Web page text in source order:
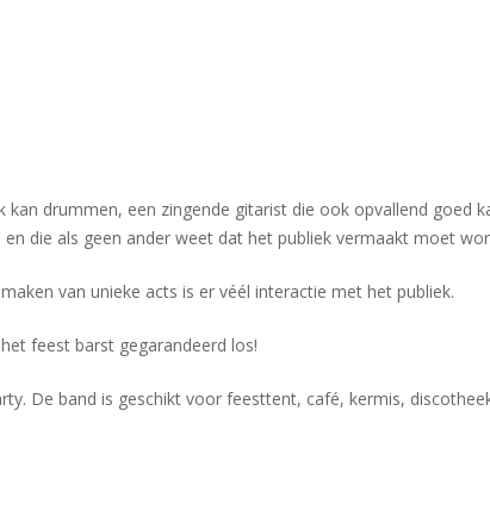
drummen, een zingende gitarist die ook opvallend goed
die als geen ander weet dat het publiek vermaakt moet
van unieke acts is er véél interactie met het publiek.
feest barst gegarandeerd los!
De band is geschikt voor feesttent, café, kermis,